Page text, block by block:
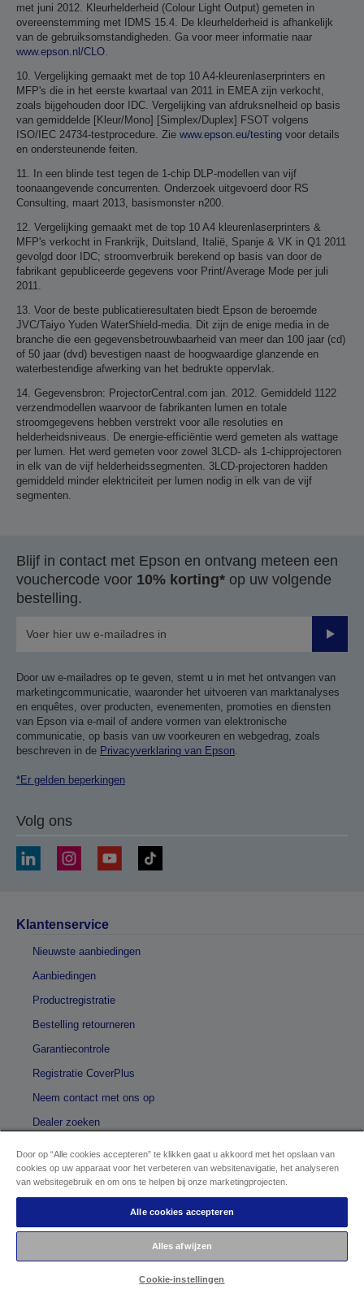
met juni 2012. Kleurhelderheid (Colour Light Output) gemeten in
overeenstemming met IDMS 15.4. De kleurhelderheid is afhankelijk
van de gebruiksomstandigheden. Ga voor meer informatie naar
www.epson.nl/CLO
10. Vergelijking gemaakt met de top 10 A4-kleurenlaserprinters en
MFP's die in het eerste kwartaal van 2011 in EMEA zijn verkocht,
zoals bijgehouden door IDC. Vergelijking van afdruksnelheid op basis
van gemiddelde [Kleur/Mono] [Simplex/Duplex] FSOT volgens
ISO/IEC 24734-testprocedure. Zie www.epson.eu/testing voor details
en ondersteunende feiten.
11. In een blinde test tegen de 1-chip DLP-modellen van vijf
toonaangevende concurrenten. Onderzoek uitgevoerd door RS
Consulting, maart 2013, basismonster n200.
12. Vergelijking gemaakt met de top 10 A4 kleurenlaserprinters &
MFP's verkocht in Frankrijk, Duitsland, Italië, Spanje & VK in Q1 2011
gevolgd door IDC; stroomverbruik berekend op basis van door de
fabrikant gepubliceerde gegevens voor Print/Average Mode per juli
2011.
13. Voor de beste publicatieresultaten biedt Epson de beroemde
JVC/Taiyo Yuden WaterShield-media. Dit zijn de enige media in de
branche die een gegevensbetrouwbaarheid van meer dan 100 jaar (cd)
of 50 jaar (dvd) bevestigen naast de hoogwaardige glanzende en
waterbestendige afwerking van het bedrukte oppervlak.
14. Gegevensbron: ProjectorCentral.com jan. 2012. Gemiddeld 1122
verzendmodellen waarvoor de fabrikanten lumen en totale
stroomgegevens hebben verstrekt voor alle resoluties en
helderheidsniveaus. De energie-efficiëntie werd gemeten als wattage
per lumen. Het werd gemeten voor zowel 3LCD- als 1-chipprojectoren
in elk van de vijf helderheidssegmenten. 3LCD-projectoren hadden
gemiddeld minder elektriciteit per lumen nodig in elk van de vijf
segmenten.
Blijf in contact met Epson en ontvang meteen een
vouchercode voor 10% korting* op uw volgende
bestelling.
Door uw e-mailadres op te geven, stemt u in met het ontvangen van
marketingcommunicatie, waaronder het uitvoeren van marktanalyses
en enquêtes, over producten, evenementen, promoties en diensten
van Epson via e-mail of andere vormen van elektronische
communicatie, op basis van uw voorkeuren en webgedrag, zoals
beschreven in de Privacyverklaring van Epson
*Er gelden beperkingen
Volg ons
Klantenservice
Nieuwste aanbiedingen
Aanbiedingen
Productregistratie
Bestelling retourneren
Garantiecontrole
Registratie CoverPlus
Neem contact met ons op
Dealer zoeken
Voorwaarden
Algemene handelsvoorwaarden
Gebruiksvoorwaarden
Voorwaarden voor online promoties
Door op “Alle cookies accepteren” te klikken gaat u akkoord met het opslaan van
cookies op uw apparaat voor het verbeteren van websitenavigatie, het analyseren
van websitegebruik en om ons te helpen bij onze marketingprojecten.
Alle cookies accepteren
Alles afwijzen
Cookie-instellingen